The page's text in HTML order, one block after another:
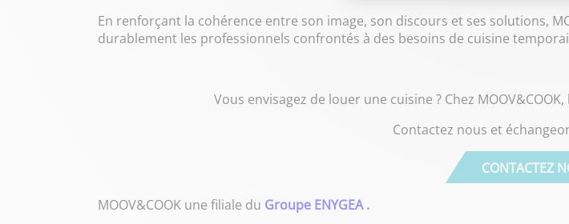
En renforçant la cohérence entre son image, son discours et ses solutions,
durablement les professionnels confrontés à des besoins de cuisine
Vous envisagez de louer une cuisine ? Chez
Contactez nous et
CONTACTEZ
MOOV&COOK une filiale du Groupe ENYGEA.